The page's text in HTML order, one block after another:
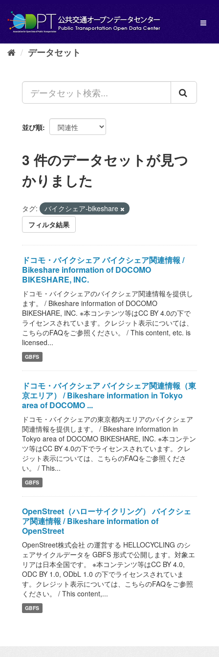
し
データセット
並び順
3 件のデータセットが見つ
かりました
タグ:
バイクシェア-bikeshare
フィルタ結果
ドコモ・バイクシェア バイクシェア関連情報 /
Bikeshare information of DOCOMO
BIKESHARE, INC.
ドコモ・バイクシェアのバイクシェア関連情報を提供し
ます。 / Bikeshare information of DOCOMO
BIKESHARE, INC. ※本コンテンツ等はCC BY 4.0の下で
ライセンスされています。クレジット表示については、
こちらのFAQをご参照ください。 / This content, etc. is
licensed...
GBFS
ドコモ・バイクシェア バイクシェア関連情報（東
京エリア） / Bikeshare information in Tokyo
area of DOCOMO ...
ドコモ・バイクシェアの東京都内エリアのバイクシェア
関連情報を提供します。 / Bikeshare information in
Tokyo area of DOCOMO BIKESHARE, INC. ※本コンテン
ツ等はCC BY 4.0の下でライセンスされています。クレ
ジット表示については、こちらのFAQをご参照くださ
い。 / This...
GBFS
OpenStreet（ハローサイクリング） バイクシェ
ア関連情報 / Bikeshare information of
OpenStreet
OpenStreet株式会社 の運営する HELLOCYCLING のシ
ェアサイクルデータを GBFS 形式で公開します。対象エ
リアは日本全国です。 ※本コンテンツ等はCC BY 4.0,
ODC BY 1.0, ODbL 1.0 の下でライセンスされていま
す。クレジット表示については、こちらのFAQをご参照
ください。 / This content,...
GBFS